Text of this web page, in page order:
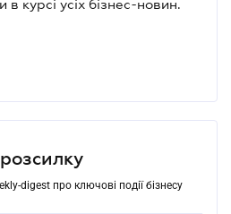
в курсі усіх бізнес-новин.
digest про ключові події бізнесу